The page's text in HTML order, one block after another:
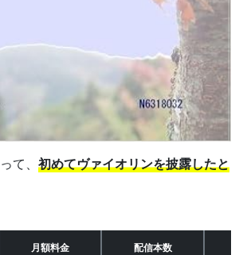
て、 初めてヴァイオリンを披露したと
月額料金 配信本数